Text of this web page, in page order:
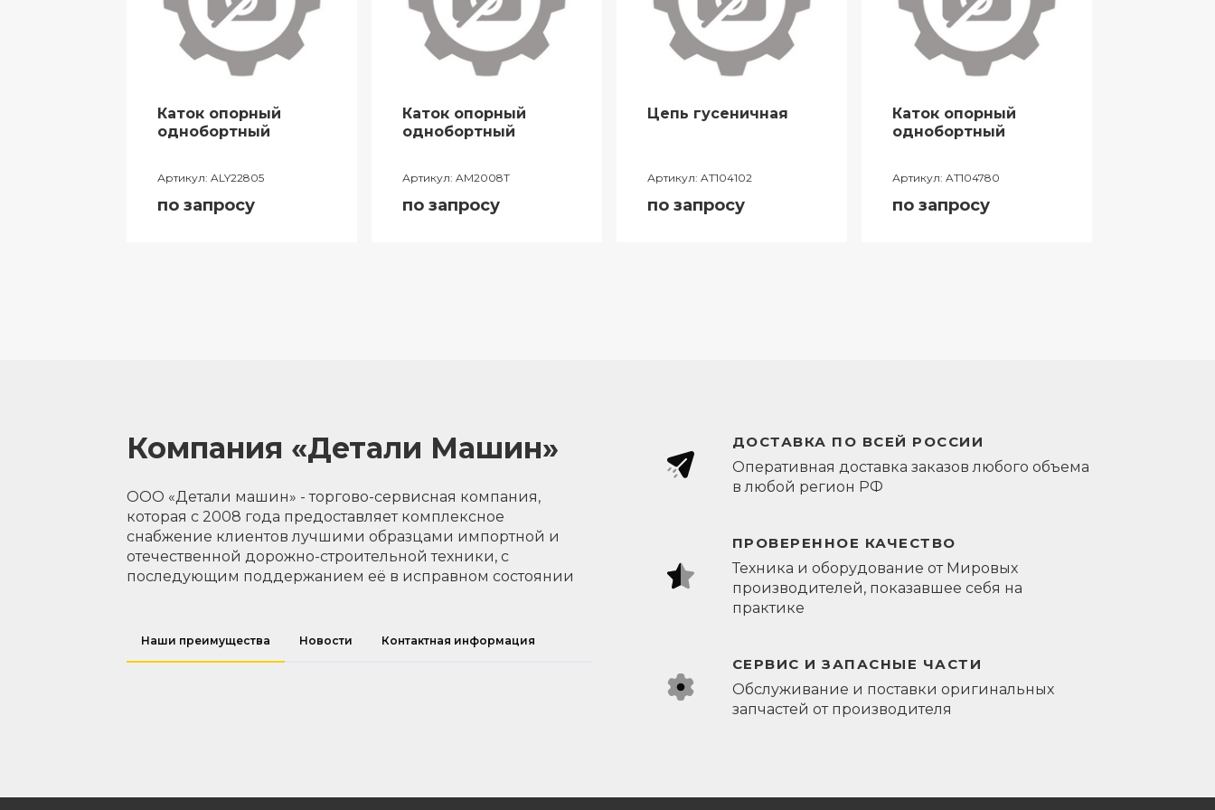
Каток опорный
однобортный
Артикул: ALY22805
по запросу
Каток опорный
однобортный
Артикул: AM2008T
по запросу
Цепь гусеничная
Артикул: AT104102
по запросу
Каток опорный
однобортный
Артикул: AT104780
по запросу
Компания «Детали Машин»
ООО «Детали машин» - торгово-сервисная компания,
которая с 2008 года предоставляет комплексное
снабжение клиентов лучшими образцами импортной и
отечественной дорожно-строительной техники, с
последующим поддержанием её в исправном состоянии
Наши преимущества Новости Контактная информация
ДОСТАВКА ПО ВСЕЙ РОССИИ
Оперативная доставка заказов любого объема
в любой регион РФ
ПРОВЕРЕННОЕ КАЧЕСТВО
Техника и оборудование от Мировых
производителей, показавшее себя на
практике
СЕРВИС И ЗАПАСНЫЕ ЧАСТИ
Обслуживание и поставки оригинальных
запчастей от производителя